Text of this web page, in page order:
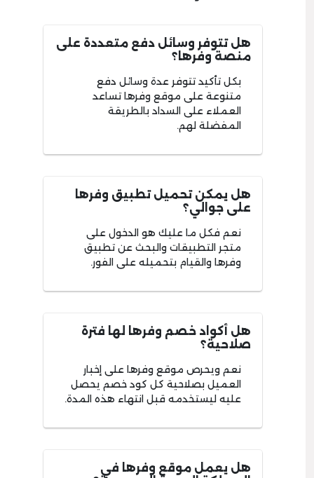
هل تتوفر وسائل دفع متعددة على
منصة وفرها؟
بكل تأكيد تتوفر عدة وسائل دفع
متنوعة على موقع وفرها تساعد
العملاء على السداد بالطريقة
المفضلة لهم.
هل يمكن تحميل تطبيق وفرها
على جوالي؟
نعم فكل ما عليك هو الدخول على
متجر التطبيقات والبحث عن تطبيق
وفرها والقيام بتحميله على الفور.
هل أكواد خصم وفرها لها فترة
صلاحية؟
نعم ويحرص موقع وفرها على إخبار
العميل بصلاحية كل كود خصم يحصل
عليه ليستخدمه قبل انتهاء هذه المدة.
هل يعمل موقع وفرها في